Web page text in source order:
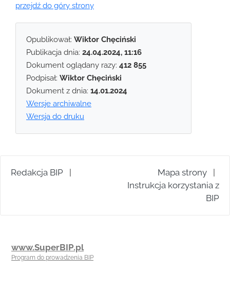
przejdź do góry strony
Opublikował: Wiktor Chęciński
Publikacja dnia: 24.04.2024, 11:16
Dokument oglądany razy: 412 855
Podpisał: Wiktor Chęciński
Dokument z dnia: 14.01.2024
Wersje archiwalne
Wersja do druku
Redakcja BIP | Mapa strony |
Instrukcja korzystania z
BIP
www.SuperBIP.pl
Program do prowadzenia BIP